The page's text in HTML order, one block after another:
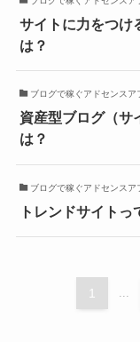
サイトに力をつけ
は？
ブログで稼ぐアドセンスア
資産型ブログ（サ
は？
ブログで稼ぐアドセンスア
トレンドサイト
1